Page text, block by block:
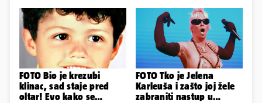
lađa
ovako sad izgleda
FOTO Bio je krezubi
klinac, sad staje pred
oltar! Evo kako se
FOTO Tko je Jelena
Karleuša i zašto joj žele
zabraniti nastup u